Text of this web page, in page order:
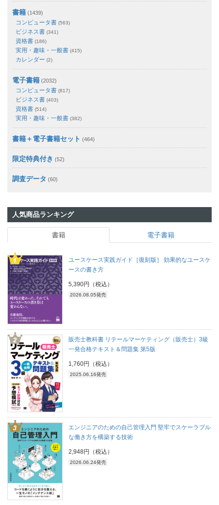
書籍 (1439)
コンピュータ書 (563)
ビジネス書 (341)
資格書 (186)
実用・趣味・一般書 (415)
カレンダー (2)
電子書籍 (2032)
コンピュータ書 (817)
ビジネス書 (403)
資格書 (514)
実用・趣味・一般書 (382)
書籍＋電子書籍セット (464)
限定特典付き (52)
調査データ (60)
人気商品ランキング
書籍 電子書籍
ユースケース実践ガイド［復刻版］ 効果的なユースケ
ースの書き方
5,390円（税込）
2026.08.05発売
販売士教科書 リテールマーケティング（販売士）3級
一発合格テキスト＆問題集 第5版
1,760円（税込）
2025.06.16発売
エンジニアのための自己管理入門 堅牢でスケーラブル
な働き方を構築する技術
2,948円（税込）
2026.06.24発売